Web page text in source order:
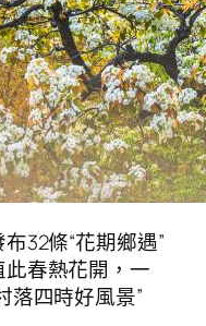
32條“花期鄉遇”
春熱花開，一
落四時好風景”